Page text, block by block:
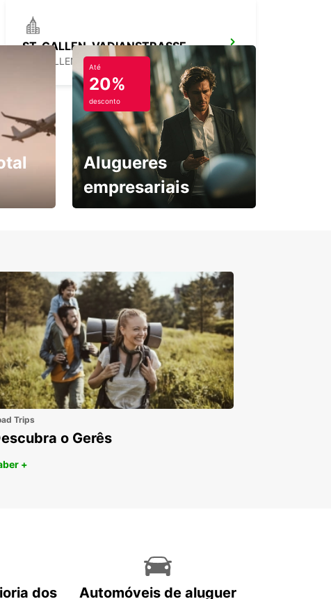
ST. GALLEN, VADIANSTRASSE
ST. GALLEN - SWITZERLAND
Até
20%
desconto
Alugueres
empresariais
Trips
o Gerês
+
dos
Automóveis de aluguer